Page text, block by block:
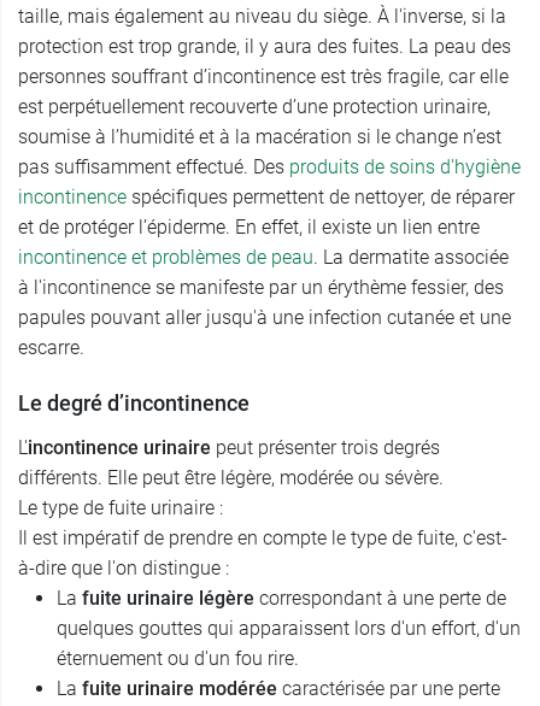
taille, mais également au niveau du siège. À l'inverse, si la
protection est trop grande, il y aura des fuites. La peau des
personnes souffrant d’incontinence est très fragile, car elle
est perpétuellement recouverte d’une protection urinaire,
soumise à l’humidité et à la macération si le change n’est
pas suffisamment effectué. Des produits de soins d'hygiène
incontinence spécifiques permettent de nettoyer, de réparer
et de protéger l’épiderme. En effet, il existe un lien entre
incontinence et problèmes de peau. La dermatite associée
à l'incontinence se manifeste par un érythème fessier, des
papules pouvant aller jusqu'à une infection cutanée et une
escarre.
Le degré d’incontinence
L'incontinence urinaire peut présenter trois degrés
différents. Elle peut être légère, modérée ou sévère.
Le type de fuite urinaire :
Il est impératif de prendre en compte le type de fuite, c'est-
à-dire que l'on distingue :
La fuite urinaire légère correspondant à une perte de
quelques gouttes qui apparaissent lors d'un effort, d'un
éternuement ou d'un fou rire.
La fuite urinaire modérée caractérisée par une perte